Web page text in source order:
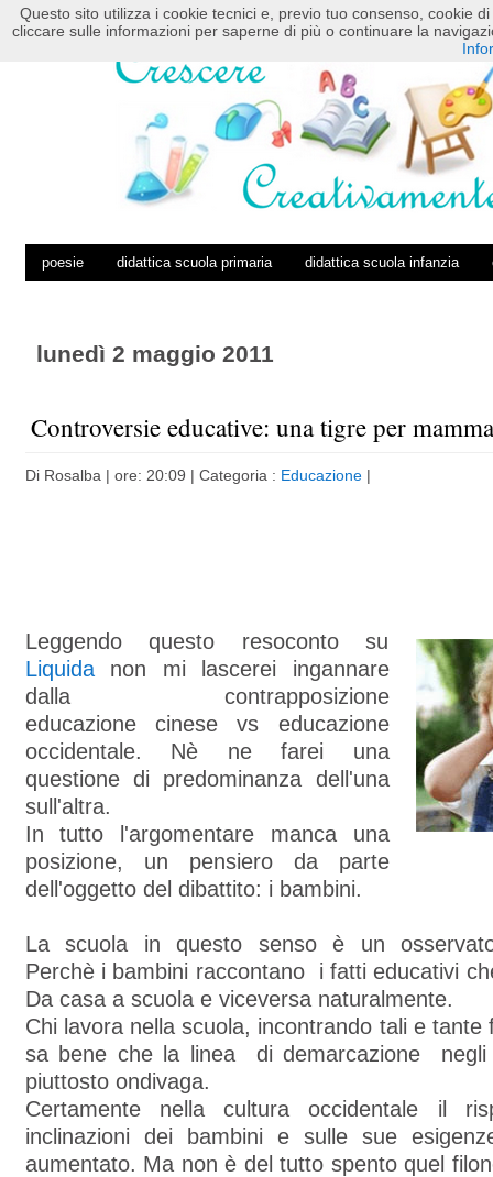
HOME POSTS RSS COMMENTS RSS
poesie didattica scuola primaria didattica scuola infanzia
lunedì 2 maggio 2011
Controversie educative: una tigre per mamma
Di Rosalba | ore: 20:09 | Categoria : Educazione |
Leggendo questo resoconto su
Liquidanon mi lascerei ingannare
dalla contrapposizione
educazione cinese vs educazione
occidentale. Nè ne farei una
questione di predominanza dell'una
sull'altra.
In tutto l'argomentare manca una
posizione, un pensiero da parte
dell'oggetto del dibattito: i bambini.
La scuola in questo senso è un
Perchè i bambini raccontano i fatti educativi
Da casa a scuola e viceversa naturalmente.
Chi lavora nella scuola, incontrando tali e tante
sa bene che la linea di demarcazione negli
piuttosto ondivaga.
Certamente nella cultura occidentale il
inclinazioni dei bambini e sulle sue
aumentato. Ma non è del tutto spento quel
Questo sito utilizza i cookie tecnici e, previo tuo consenso, cookie
cliccare sulle informazioni per saperne di più o continuare la